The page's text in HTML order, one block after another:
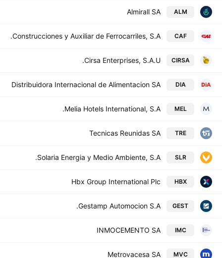
ALM
Almirall SA
CAF
Construcciones y Auxiliar de Ferrocarriles, S.A.
CIRSA
Cirsa Enterprises, S.A.U.
DIA
Distribuidora Internacional de Alimentacion SA
MEL
Melia Hotels International, S.A.
TRE
Tecnicas Reunidas SA
SLR
Solaria Energia y Medio Ambiente, S.A.
HBX
Hbx Group International Plc
GEST
Gestamp Automocion S.A.
IMC
INMOCEMENTO SA
MVC
Metrovacesa SA